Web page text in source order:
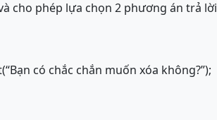
cho phép lựa chọn 2 phương án trả lời
có chắc chắn muốn xóa không?”);